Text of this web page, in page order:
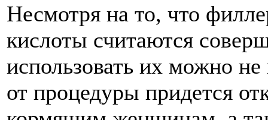
Несмотря на то, что
кислоты считаются
использовать их можно
от процедуры придется